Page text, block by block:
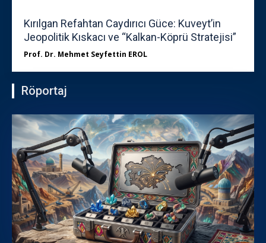
Kırılgan Refahtan Caydırıcı Güce: Kuveyt’in
Jeopolitik Kıskacı ve “Kalkan-Köprü Stratejisi”
Prof. Dr. Mehmet Seyfettin EROL
Röportaj